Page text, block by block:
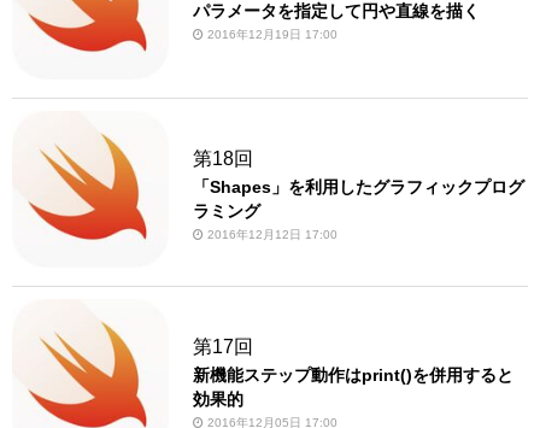
パラメータを指定して円や直線を描く
2016年12月19日 17:00
第18回
「Shapes」を利用したグラフィックプログ
ラミング
2016年12月12日 17:00
第17回
新機能ステップ動作はprint()を併用すると
効果的
2016年12月05日 17:00